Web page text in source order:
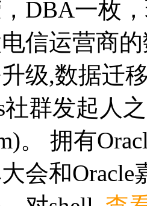
。 拥有
会和
对shell查
课程
-容器数据库和灾备
专业